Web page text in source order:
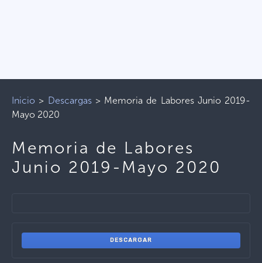
Inicio > Descargas> Memoria de Labores Junio 2019-
Mayo 2020
Memoria de Labores
Junio 2019-Mayo 2020
DESCARGAR